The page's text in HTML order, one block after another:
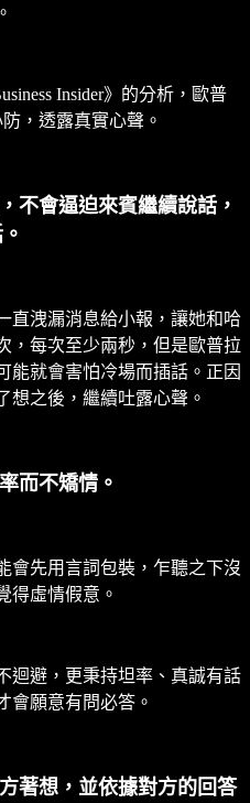
Insider》的分析，歐普
，透露真實心聲。
不會逼迫來賓繼續說話，
直洩漏消息給小報，讓她和哈
，每次至少兩秒，但是歐普拉
能就會害怕冷場而插話。正因
想之後，繼續吐露心聲。
而不矯情。
會先用言詞包裝，乍聽之下沒
得虛情假意。
迴避，更秉持坦率、真誠有話
會願意有問必答。
著想，並依據對方的回答